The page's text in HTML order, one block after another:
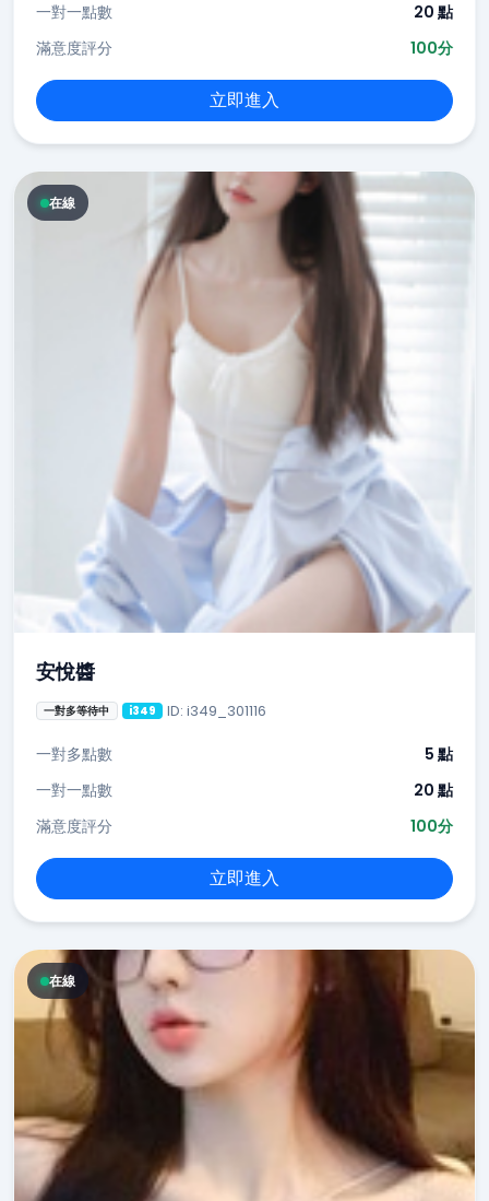
一對一點數
20 點
滿意度評分
100分
立即進入
在線
安悅醬
一對多等待中 i349 ID: i349_301116
一對多點數
5 點
一對一點數
20 點
滿意度評分
100分
立即進入
在線